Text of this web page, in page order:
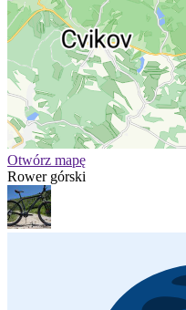
Otwórz mapę
Rower górski